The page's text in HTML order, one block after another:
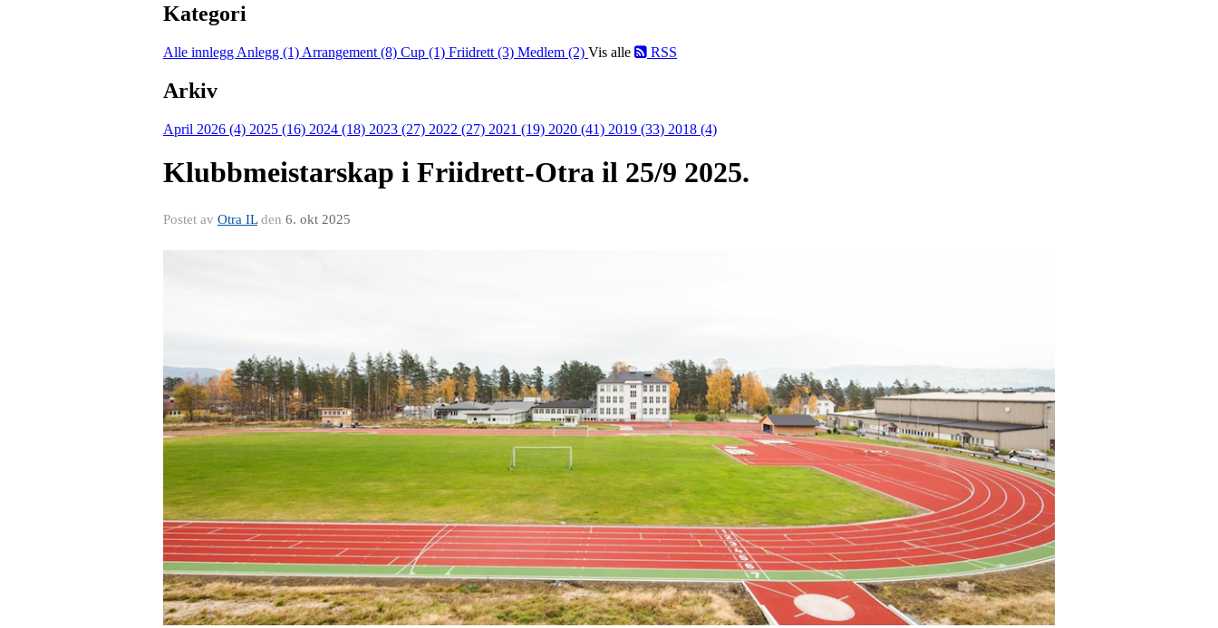
Kategori
Alle innlegg Anlegg (1) Arrangement (8) Cup (1) Friidrett (3) Medlem (2) Vis alle RSS
Arkiv
April 2026 (4) 2025 (16) 2024 (18) 2023 (27) 2022 (27) 2021 (19) 2020 (41) 2019 (33) 2018 (4)
Klubbmeistarskap i Friidrett-Otra il 25/9 2025.
Postet av Otra ILden 6. okt 2025